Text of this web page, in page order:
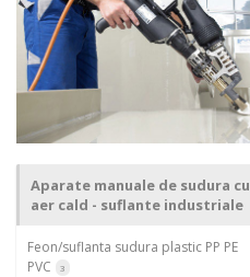
Aparate manuale de sudura cu
aer cald - suflante industriale
Feon/suflanta sudura plastic PP PE
PVC
3